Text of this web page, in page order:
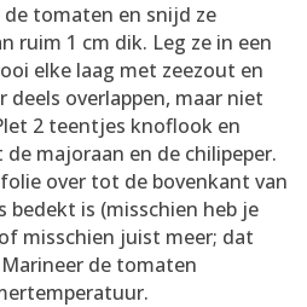
tomaten en snijd ze
ruim 1 cm dik. Leg ze in een
elke laag met zeezout en
deels overlappen, maar niet
2 teentjes knoflook en
majoraan en de chilipeper.
over tot de bovenkant van
is (misschien heb je
misschien juist meer; dat
de tomaten